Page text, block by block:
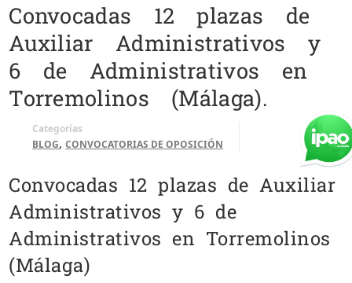
Convocadas 12 plazas de
Auxiliar Administrativos y
6 de Administrativos en
Torremolinos (Málaga).
Categorías
BLOG,CONVOCATORIAS DE OPOSICIÓN
Convocadas 12 plazas de Auxiliar
Administrativos y 6 de
Administrativos en Torremolinos
(Málaga)